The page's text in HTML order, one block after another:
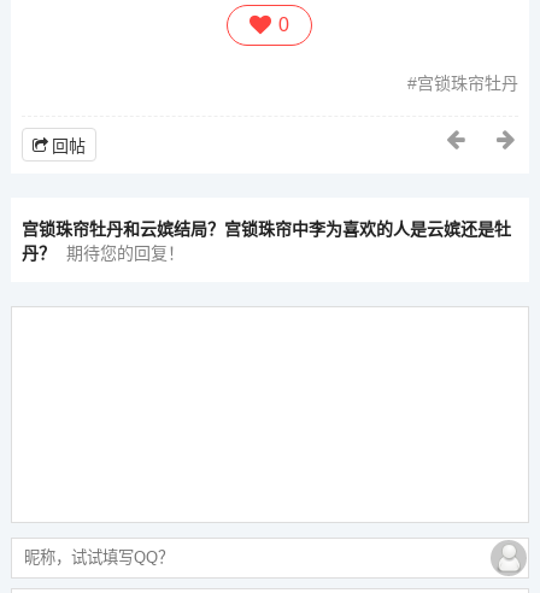
0
宫锁珠帘牡丹
回帖
宫锁珠帘牡丹和云嫔结局？宫锁珠帘中李为喜欢的人是云嫔还是牡
丹？
期待您的回复！